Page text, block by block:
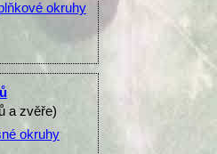
okruhy
a zvěře)
okruhy